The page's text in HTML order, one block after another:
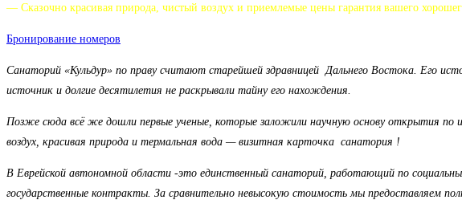
— Сказочно красивая природа, чистый воздух и приемлемые цены гарантия вашего
Бронирование номеров
Санаторий «Кульдур» по праву считают старейшей здравницей Дальнего Востока. Его
источник и долгие десятилетия не раскрывали тайну его нахождения.
Позже сюда всё же дошли первые ученые, которые заложили научную основу открытия по
воздух, красивая природа и термальная вода — визитная карточка санатория !
В Еврейской автономной области -это единственный санаторий, работающий по
государственные контракты. За сравнительно невысокую стоимость мы предоставляем